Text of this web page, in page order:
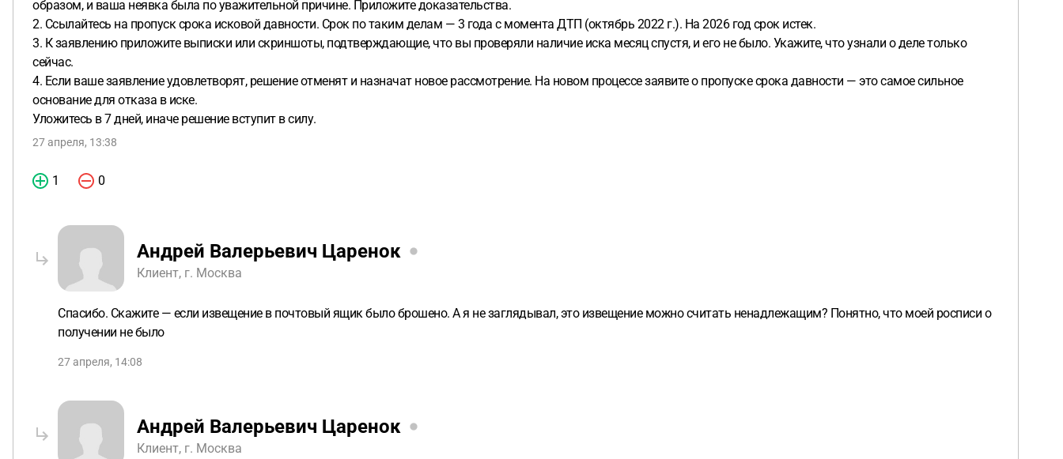
образом, и ваша неявка была по уважительной причине. Приложите доказательства.
2. Ссылайтесь на пропуск срока исковой давности. Срок по таким делам — 3 года с момента ДТП (октябрь 2022 г.). На 2026 год срок истек.
3. К заявлению приложите выписки или скриншоты, подтверждающие, что вы проверяли наличие иска месяц спустя, и его не было. Укажите, что узнали о деле только
сейчас.
4. Если ваше заявление удовлетворят, решение отменят и назначат новое рассмотрение. На новом процессе заявите о пропуске срока давности — это самое сильное
основание для отказа в иске.
Уложитесь в 7 дней, иначе решение вступит в силу.
27 апреля, 13:38
1 0
Андрей Валерьевич Царенок
Клиент, г. Москва
Спасибо. Скажите — если извещение в почтовый ящик было брошено. А я не заглядывал, это извещение можно считать ненадлежащим? Понятно, что моей росписи о
получении не было
27 апреля, 14:08
Андрей Валерьевич Царенок
Клиент, г. Москва